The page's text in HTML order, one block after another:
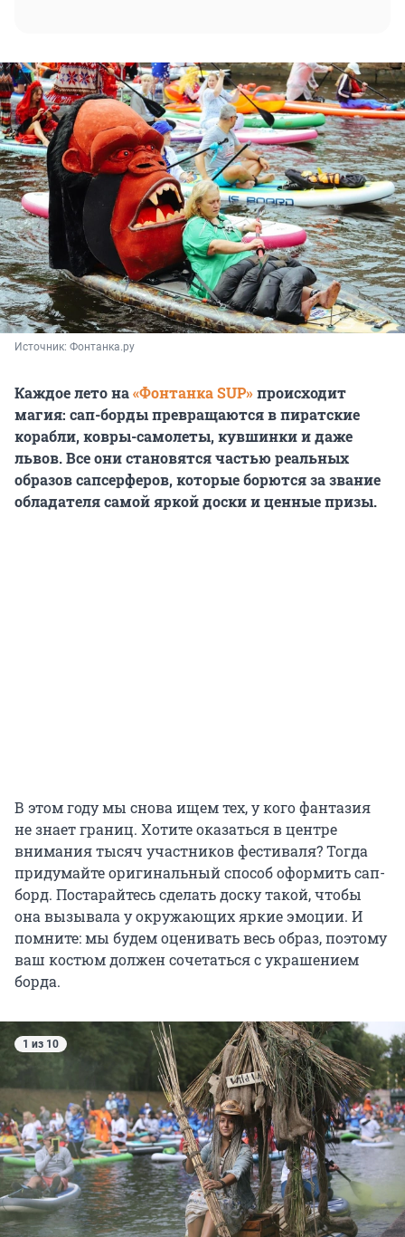
Источник: Фонтанка.ру
Каждое лето на«Фонтанка SUP»происходит
магия: сап-борды превращаются в пиратские
корабли, ковры-самолеты, кувшинки и даже
львов. Все они становятся частью реальных
образов сапсерферов, которые борются за звание
обладателя самой яркой доски и ценные призы.
В этом году мы снова ищем тех, у кого фантазия
не знает границ. Хотите оказаться в центре
внимания тысяч участников фестиваля? Тогда
придумайте оригинальный способ оформить сап-
борд. Постарайтесь сделать доску такой, чтобы
она вызывала у окружающих яркие эмоции. И
помните: мы будем оценивать весь образ, поэтому
ваш костюм должен сочетаться с украшением
борда.
1 из 10